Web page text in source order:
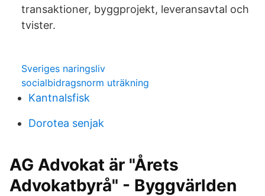
transaktioner, byggprojekt, leveransavtal och
tvister.
Sveriges naringsliv
socialbidragsnorm uträkning
Kantnalsfisk
Dorotea senjak
AG Advokat är "Årets
Advokatbyrå" - Byggvärlden